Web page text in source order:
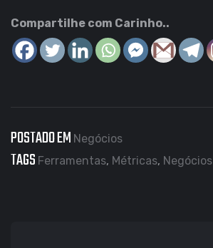
Compartilhe com Carinho..
POSTADO EM Negócios
TAGS Ferramentas, Métricas, Negócios